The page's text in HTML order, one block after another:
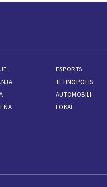
ESPORTS
TEHNOPOLIS
AUTOMOBILI
LOKAL